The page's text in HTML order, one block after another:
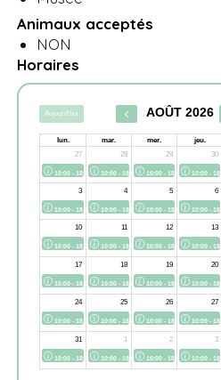
Animaux acceptés
NON
Horaires